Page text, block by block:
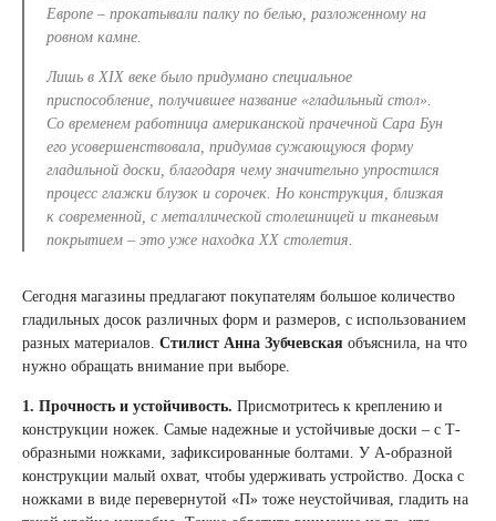
Европе – прокатывали палку по белью, разложенному на
ровном камне.
Лишь в XIX веке было придумано специальное
приспособление, получившее название «гладильный стол».
Со временем работница американской прачечной Сара Бун
его усовершенствовала, придумав сужающуюся форму
гладильной доски, благодаря чему значительно упростился
процесс глажки блузок и сорочек. Но конструкция, близкая
к современной, с металлической столешницей и тканевым
покрытием – это уже находка XX столетия.
Сегодня магазины предлагают покупателям большое количество
гладильных досок различных форм и размеров, с использованием
разных материалов. Стилист Анна Зубчевская объяснила, на что
нужно обращать внимание при выборе.
1. Прочность и устойчивость. Присмотритесь к креплению и
конструкции ножек. Самые надежные и устойчивые доски – с Т-
образными ножками, зафиксированные болтами. У А-образной
конструкции малый охват, чтобы удерживать устройство. Доска с
ножками в виде перевернутой «П» тоже неустойчивая, гладить на